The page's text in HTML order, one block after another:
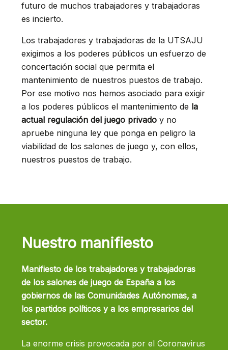
futuro de muchos trabajadores y trabajadoras
es incierto.
Los trabajadores y trabajadoras de la UTSAJU
exigimos a los poderes públicos un esfuerzo de
concertación social que permita el
mantenimiento de nuestros puestos de trabajo.
Por ese motivo nos hemos asociado para exigir
a los poderes públicos el mantenimiento de la
actual regulación del juego privado y no
apruebe ninguna ley que ponga en peligro la
viabilidad de los salones de juego y, con ellos,
nuestros puestos de trabajo.
Nuestro manifiesto
Manifiesto de los trabajadores y trabajadoras
de los salones de juego de España a los
gobiernos de las Comunidades Autónomas, a
los partidos políticos y a los empresarios del
sector.
La enorme crisis provocada por el Coronavirus